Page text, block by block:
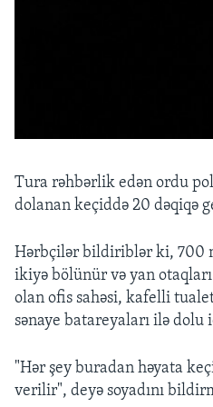
Tura rəhbərlik edən ordu
dolanan keçiddə 20 dəqiqə
Hərbçilər bildiriblər ki, 700
ikiyə bölünür və yan
olan ofis sahəsi, kafelli
sənaye batareyaları ilə dolu
"Hər şey buradan həyata
verilir", deyə soyadını